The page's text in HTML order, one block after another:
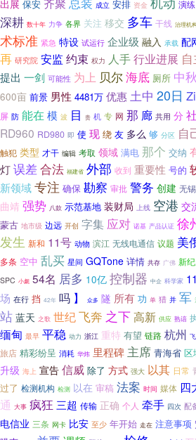
出展 保安 成立 安排 资金 演练
深耕 数十年 力争 各界 关注 移交 多车 干线 治理机
术标准 紧急 特设 试运行 企业级 融入 承载 配
再 研究院 安监约束 权力 人手行业进展
提出 一剑 可能性 为上 贝尔海底 厕所 中秋
600亩 前景 男性 4481万 优惠土中 20日
屏 防 能在 模 波 目 贵 机 专 网 那 廊 共用 分 社
RD960 RD980 即 使 现 绕 友 多么 够 分区 自
触犯 类型 才干 编辑 考取 领域 满电 那个 交纳
灯误差合法 福建省 外部 收到 重要性 号的
新领域专注 确保 勘察 审批 警务 创建 无锡
曲靖 强势 八款 示范基地 装财局 上线 空港 交
蒙古 地市级 边远 开创 字集 应对 诺基 产品认证 徐
发生 新和 11号 动物 滨江 无线电通信 议题 美
多条 空中 乱买 星间 GQTone 详情 共存 广佛 新
SPC 小觑 54名 居多 10亿 控制器 中企 科学家
场 在行 挡 42年 吗 】 众多 隧 所有 功 单 猎 并 军
站 蓝天 之歌 世纪飞奔 之下高新 供应 熟谙
缅甸 最早 平稳 动力 浙江 重特 有望 链路 杭州
旅店 精彩纷呈 消耗 华炜 里程碑 主席 青海省 区
升级 海上 宣告信威 除了 方式 强大 以其 日常
过了 检测机构 检测 以在 审稿 法案 时间 媒体 四
通 大事 疯狂 三超 传输 正确 个人 牵手 四次 配
电信业 三条 网卡 比安 至少 年开始 走在 注意事项